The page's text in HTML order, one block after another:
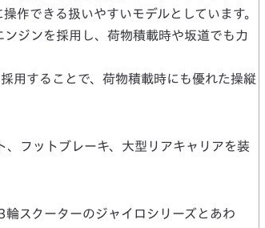
作できる扱いやすいモデルとしています。
ジンを採用し、荷物積載時や坂道でも力
用することで、荷物積載時にも優れた操縦
フットブレーキ、大型リアキャリアを装
スクーターのジャイロシリーズとあわ